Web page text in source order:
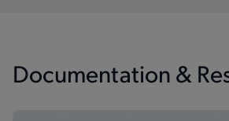
Documentation &